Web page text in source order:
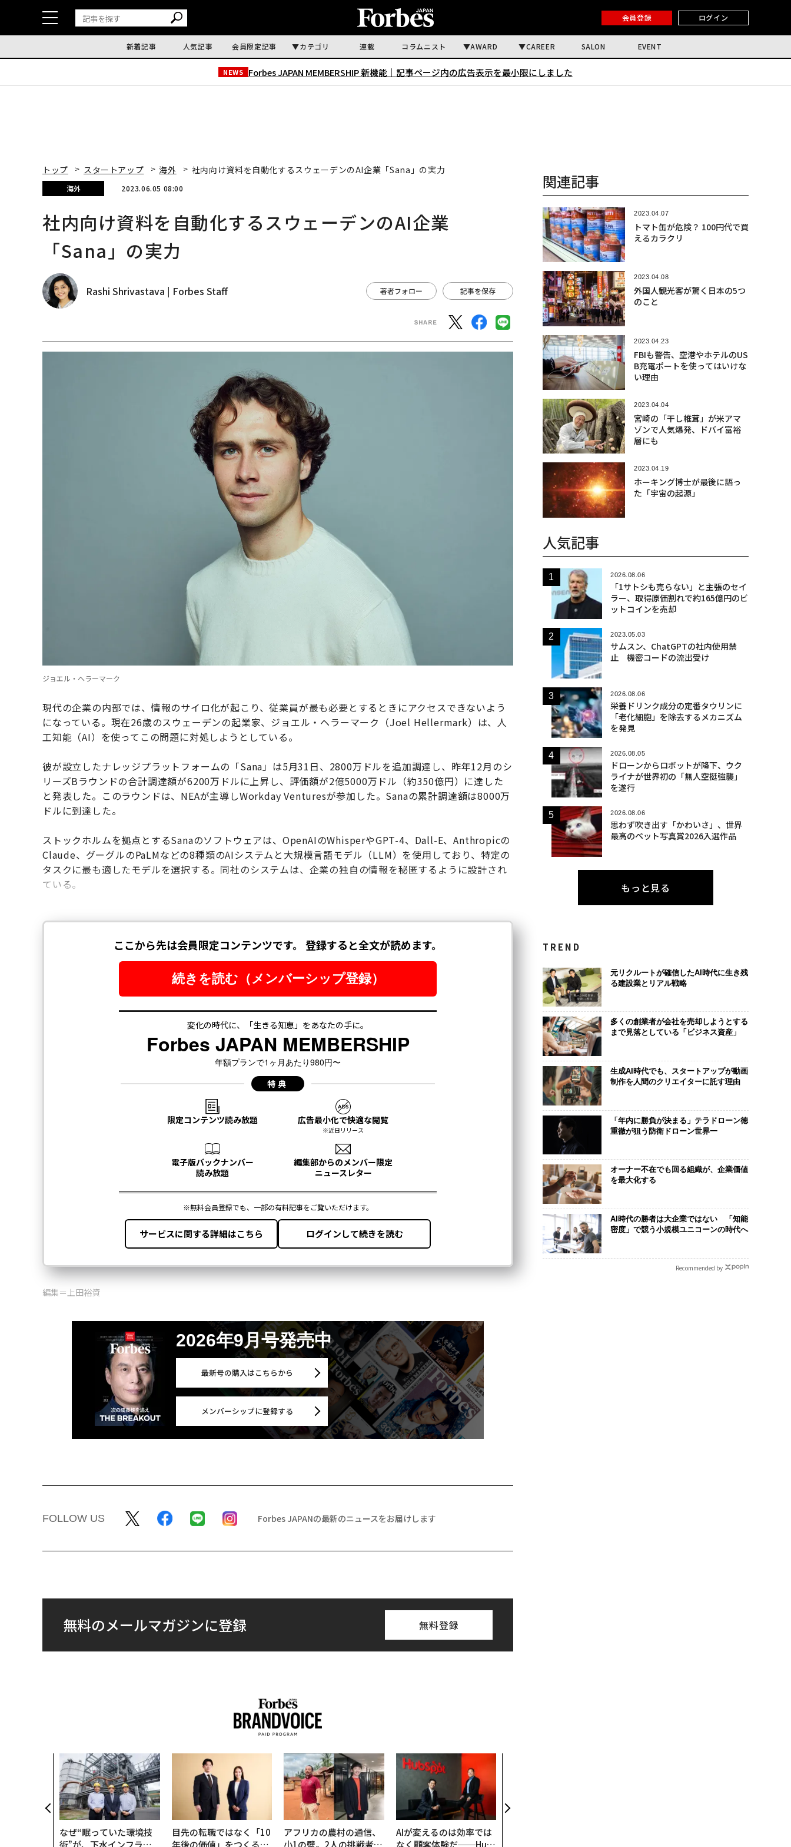
会員登録 ログイン
新着記事 人気記事 会員限定記事 カテゴリ 連載 コラムニスト AWARD CAREER SALON EVENT
NEWS Forbes JAPAN MEMBERSHIP 新機能｜ 記事ページ内の広告表示を最小限にしました
トップ スタートアップ 海外 社内向け資料を自動化するスウェーデンのAI企業「Sana」の実力
海外 2023.06.05 08:00
社内向け資料を自動化するスウェーデンのAI企業
「Sana」の実力
Rashi Shrivastava | Forbes Staff 著者フォロー 記事を保存
ジョエル・ヘラーマーク
現代の企業の内部では、情報のサイロ化が起こり、従業員が最も必要とするときにアクセスできないよう
になっている。現在26歳のスウェーデンの起業家、ジョエル・ヘラーマーク（Joel Hellermark）は、人
工知能（AI）を使ってこの問題に対処しようとしている。
彼が設立したナレッジプラットフォームの「Sana」は5月31日、2800万ドルを追加調達し、昨年12月のシ
リーズBラウンドの合計調達額が6200万ドルに上昇し、評価額が2億5000万ドル（約350億円）に達した
と発表した。このラウンドは、NEAが主導しWorkday Venturesが参加した。Sanaの累計調達額は8000万
ドルに到達した。
ストックホルムを拠点とするSanaのソフトウェアは、OpenAIのWhisperやGPT-4、Dall-E、Anthropicの
Claude、グーグルのPaLMなどの8種類のAIシステムと大規模言語モデル（LLM）を使用しており、特定の
タスクに最も適したモデルを選択する。同社のシステムは、企業の独自の情報を秘匿するように設計され
ている。
編集＝上田裕資
2026年9月号発売中
最新号の購入はこちらから
メンバーシップに登録する
FOLLOW US Forbes JAPANの最新のニュースをお届けします
無料のメールマガジンに登録 無料登録
なぜ“眠っていた環境技
目先の転職ではなく「10
アフリカの農村の通信、
AIが変えるのは効率では
年の答え
関連記事
2023.04.07
トマト缶が危険？ 100円代で買
えるカラクリ
2023.04.08
外国人観光客が驚く日本の5つ
のこと
2023.04.23
FBIも警告、空港やホテルのUS
B充電ポートを使ってはいけな
い理由
2023.04.04
宮崎の「干し椎茸」が米アマ
ゾンで人気爆発、ドバイ富裕
層にも
2023.04.19
ホーキング博士が最後に語っ
た「宇宙の起源」
人気記事
2026.08.06
「1サトシも売らない」と主張のセイ
ラー、取得原価割れで約165億円のビ
ットコインを売却
2023.05.03
サムスン、ChatGPTの社内使用禁
止 機密コードの流出受け
2026.08.06
栄養ドリンク成分の定番タウリンに
「老化細胞」を除去するメカニズム
を発見
2026.08.05
ドローンからロボットが降下、ウク
ライナが世界初の「無人空挺強襲」
を遂行
2026.08.06
思わず吹き出す「かわいさ」、世界
最高のペット写真賞2026入選作品
もっと見る
TREND
元リクルートが確信したAI時代に生き残
る建設業とリアル戦略
多くの創業者が会社を売却しようとする
まで見落としている「ビジネス資産」
生成AI時代でも、スタートアップが動画
制作を人間のクリエイターに託す理由
「年内に勝負が決まる」テラドローン徳
重徹が狙う防衛ドローン世界一
オーナー不在でも回る組織が、企業価値
を最大化する
AI時代の勝者は大企業ではない 「知能
密度」で競う小規模ユニコーンの時代へ
Recommended by